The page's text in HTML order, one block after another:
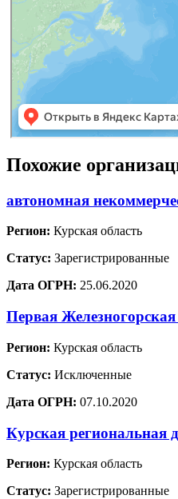
Похожие
автономная
Регион: Курская область
Статус: Зарегистрированные
Дата ОГРН: 25.06.2020
Первая
Регион: Курская область
Статус: Исключенные
Дата ОГРН: 07.10.2020
Курская
Регион: Курская область
Статус: Зарегистрированные